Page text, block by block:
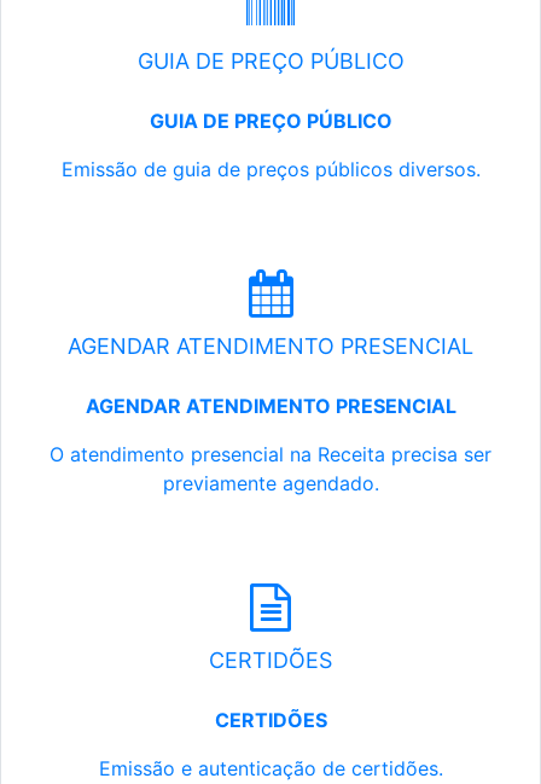
GUIA DE PREÇO PÚBLICO
GUIA DE PREÇO PÚBLICO
Emissão de guia de preços públicos diversos.
AGENDAR ATENDIMENTO PRESENCIAL
AGENDAR ATENDIMENTO PRESENCIAL
O atendimento presencial na Receita precisa ser
previamente agendado.
CERTIDÕES
CERTIDÕES
Emissão e autenticação de certidões.